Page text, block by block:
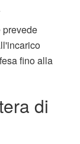
prevede
fino alla
di